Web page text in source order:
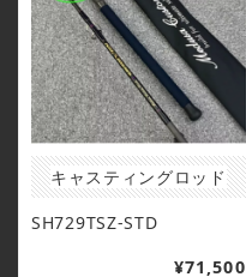
キャスティングロッド
SH729TSZ-STD
¥71,500